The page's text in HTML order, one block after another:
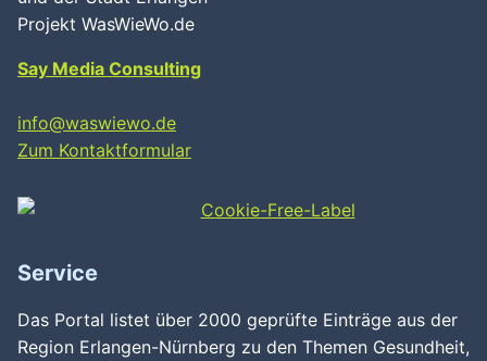
Projekt WasWieWo.de
Say Media Consulting
info@waswiewo.de
Zum Kontaktformular
Service
Das Portal listet über 2000 geprüfte Einträge aus der
Region Erlangen-Nürnberg zu den Themen Gesundheit,